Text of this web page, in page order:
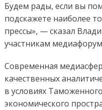
Будем рады, если вы
подскажете наиболее
прессы», — сказал
участникам
Современная
качественных
в условиях
экономического